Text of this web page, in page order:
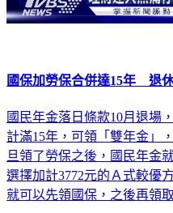
國保加勞保合併達15年 退
國民年金落日條款10月退場
計滿15年，可領「雙年金」
旦領了勞保之後，國民年金
選擇加計3772元的Ａ式較優
就可以先領國保，之後再領